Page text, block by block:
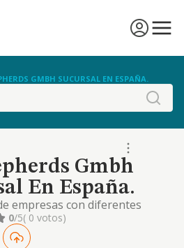
GMBH SUCURSAL EN ESPAÑA.
Gmbh
En España.
empresas con diferentes
relacionados con la
0/5( 0 votos)